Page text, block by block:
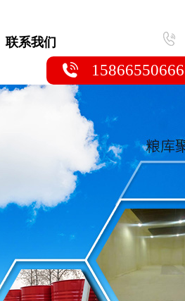
联系我们
15866550666